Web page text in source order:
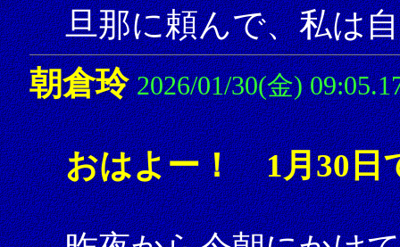
旦那に頼んで、私は
朝倉玲 2026/01/30(金)
おはよー！ 1月30日